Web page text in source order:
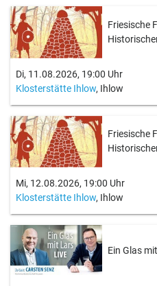
Friesische
Di, 11.08.2026, 19:00 Uhr
Klosterstätte Ihlow, Ihlow
Friesische
Mi, 12.08.2026, 19:00 Uhr
Klosterstätte Ihlow, Ihlow
Ein Glas